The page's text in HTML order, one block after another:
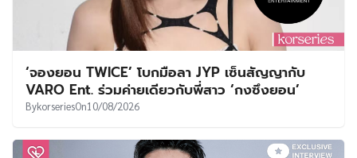
‘จองยอน TWICE’ โบกมือลา JYP เซ็นสัญญากับ
VARO Ent. ร่วมค่ายเดียวกับพี่สาว ‘กงซึงยอน’
BykorseriesOn10/08/2026